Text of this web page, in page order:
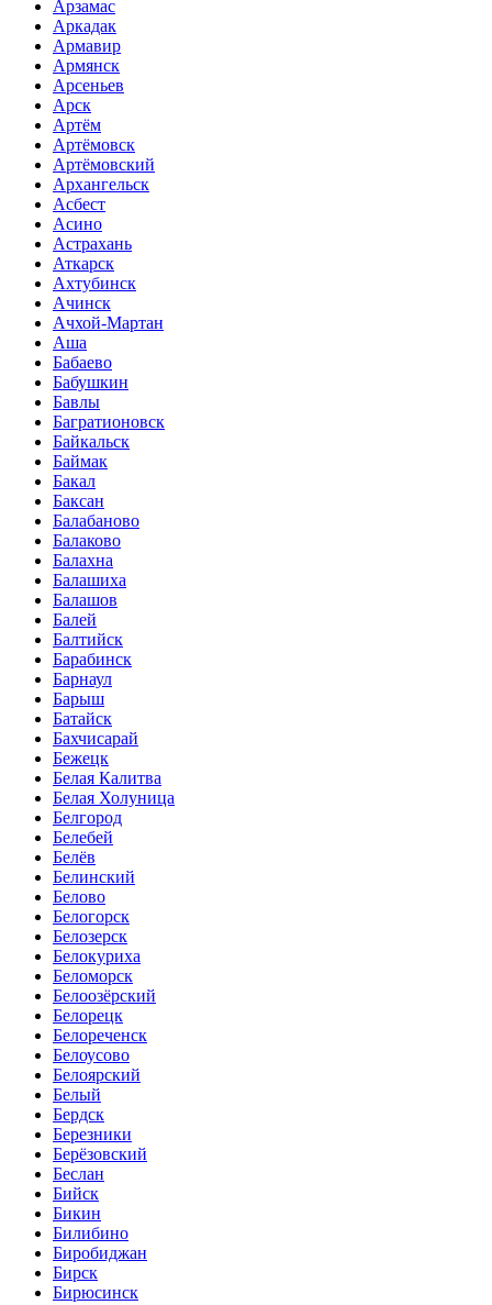
Арзамас
Аркадак
Армавир
Армянск
Арсеньев
Арск
Артём
Артёмовск
Артёмовский
Архангельск
Асбест
Асино
Астрахань
Аткарск
Ахтубинск
Ачинск
Ачхой-Мартан
Аша
Бабаево
Бабушкин
Бавлы
Багратионовск
Байкальск
Баймак
Бакал
Баксан
Балабаново
Балаково
Балахна
Балашиха
Балашов
Балей
Балтийск
Барабинск
Барнаул
Барыш
Батайск
Бахчисарай
Бежецк
Белая Калитва
Белая Холуница
Белгород
Белебей
Белёв
Белинский
Белово
Белогорск
Белозерск
Белокуриха
Беломорск
Белоозёрский
Белорецк
Белореченск
Белоусово
Белоярский
Белый
Бердск
Березники
Берёзовский
Беслан
Бийск
Бикин
Билибино
Биробиджан
Бирск
Бирюсинск